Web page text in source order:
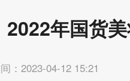
2022年国货
：2023-04-12 15:21